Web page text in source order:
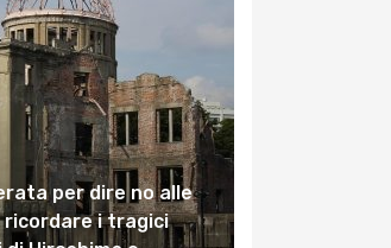
per dire no alle
ricordare i tragici